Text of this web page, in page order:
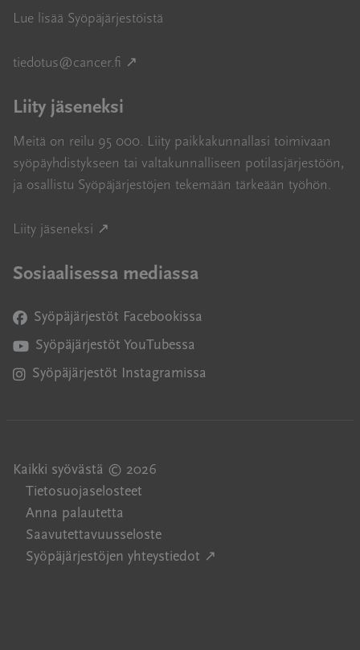
Lue lisää Syöpäjärjestöistä
tiedotus@cancer.fi ↗
Liity jäseneksi
Meitä on reilu 95 000. Liity paikkakunnallasi toimivaan
syöpäyhdistykseen tai valtakunnalliseen potilasjärjestöön,
ja osallistu Syöpäjärjestöjen tekemään tärkeään työhön.
Liity jäseneksi ↗
Sosiaalisessa mediassa
Syöpäjärjestöt Facebookissa
Avautuu uuteen ikkunaan
Syöpäjärjestöt YouTubessa
Avautuu uuteen ikkunaan
Syöpäjärjestöt Instagramissa
Avautuu uuteen ikkunaan
Kaikki syövästä © 2026
Tietosuojaselosteet
Anna palautetta
Saavutettavuusseloste
Syöpäjärjestöjen yhteystiedot ↗